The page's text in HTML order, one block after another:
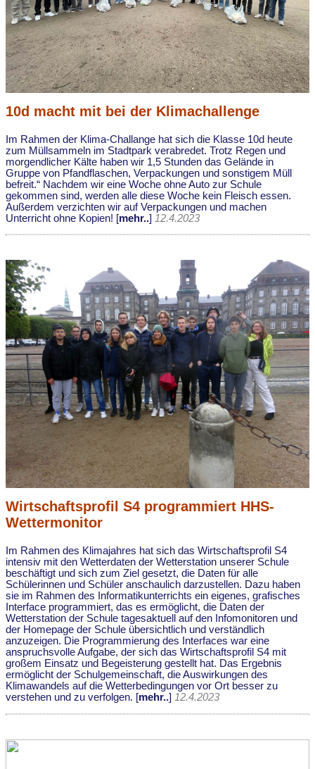
10d macht mit bei der Klimachallenge
Im Rahmen der Klima-Challange hat sich die Klasse 10d heute
zum Müllsammeln im Stadtpark verabredet. Trotz Regen und
morgendlicher Kälte haben wir 1,5 Stunden das Gelände in
Gruppe von Pfandflaschen, Verpackungen und sonstigem Müll
befreit.“ Nachdem wir eine Woche ohne Auto zur Schule
gekommen sind, werden alle diese Woche kein Fleisch essen.
Außerdem verzichten wir auf Verpackungen und machen
Unterricht ohne Kopien! [mehr..] 12.4.2023
Wirtschaftsprofil S4 programmiert HHS-
Wettermonitor
Im Rahmen des Klimajahres hat sich das Wirtschaftsprofil S4
intensiv mit den Wetterdaten der Wetterstation unserer Schule
beschäftigt und sich zum Ziel gesetzt, die Daten für alle
Schülerinnen und Schüler anschaulich darzustellen. Dazu haben
sie im Rahmen des Informatikunterrichts ein eigenes, grafisches
Interface programmiert, das es ermöglicht, die Daten der
Wetterstation der Schule tagesaktuell auf den Infomonitoren und
der Homepage der Schule übersichtlich und verständlich
anzuzeigen. Die Programmierung des Interfaces war eine
anspruchsvolle Aufgabe, der sich das Wirtschaftsprofil S4 mit
großem Einsatz und Begeisterung gestellt hat. Das Ergebnis
ermöglicht der Schulgemeinschaft, die Auswirkungen des
Klimawandels auf die Wetterbedingungen vor Ort besser zu
verstehen und zu verfolgen. [mehr..] 12.4.2023